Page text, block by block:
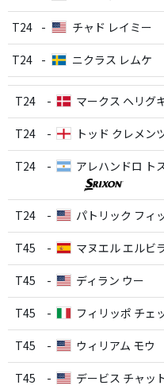
T24 - チャド レイミー
T24 - ニクラス レムケ
T24 - マークス ヘリグ
T24 - トッド クレメン
T24 - アレハンドロ ト
T24 - パトリック フィ
T45 - マヌエル エルビ
T45 - ディラン ウー
T45 - フィリッポ チェ
T45 - ウィリアム モウ
T45 - デービス チャッ